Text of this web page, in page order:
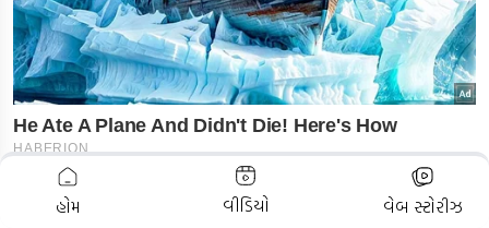
ADVERTISEMENT
હોમ વીડિયો વેબ સ્ટોરીઝ